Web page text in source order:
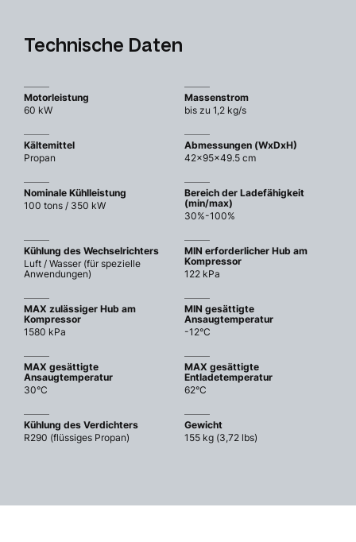
Technische Daten
Motorleistung
60 kW
Massenstrom
bis zu 1,2 kg/s
Kältemittel
Propan
Abmessungen (WxDxH)
42x95x49.5 cm
Nominale Kühlleistung
100 tons / 350 kW
Bereich der Ladefähigkeit
(min/max)
30%-100%
Kühlung des Wechselrichters
Luft / Wasser (für spezielle
Anwendungen)
MIN erforderlicher Hub am
Kompressor
122 kPa
MAX zulässiger Hub am
Kompressor
1580 kPa
MIN gesättigte
Ansaugtemperatur
-12°C
MAX gesättigte
Ansaugtemperatur
30°C
MAX gesättigte
Entladetemperatur
62°C
Kühlung des Verdichters
R290 (flüssiges Propan)
Gewicht
155 kg (3,72 lbs)